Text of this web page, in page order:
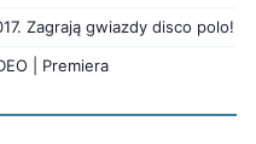
Zagrają gwiazdy disco polo!
| Premiera